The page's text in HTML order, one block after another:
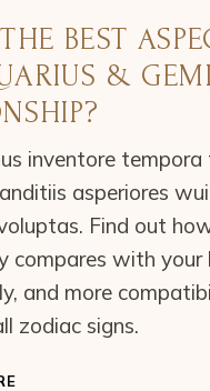
BEST
&
inventore tempora
asperiores
Find out
compares with your
and more
zodiac signs.